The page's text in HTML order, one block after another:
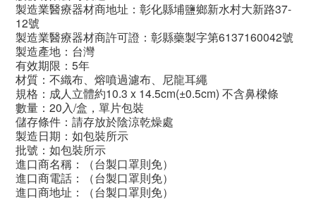
製造業醫療器材商地址：彰化縣埔鹽鄉新水村大新路37-
12號
製造業醫療器材商許可證：彰縣藥製字第6137160042號
製造產地：台灣
有效期限：5年
材質：不織布、熔噴過濾布、尼龍耳繩
規格：成人立體約10.3 x 14.5cm(±0.5cm) 不含鼻樑條
數量：20入/盒，單片包裝
儲存條件：請存放於陰涼乾燥處
製造日期：如包裝所示
批號：如包裝所示
進口商名稱：（台製口罩則免）
進口商電話：（台製口罩則免）
進口商地址：（台製口罩則免）